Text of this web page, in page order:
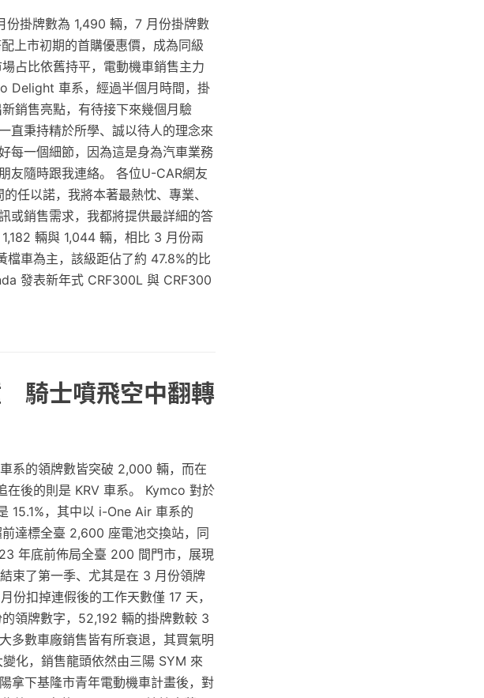
掛牌數為 1,490 輛，7 月份掛牌數
上市初期的首購優惠價，成為同級
占比依舊持平，電動機車銷售主力
Delight 車系，經過半個月時間，掛
銷售亮點，有待接下來幾個月驗
直秉持精於所學、誠以待人的理念來
每一個細節，因為這是身為汽車業務
友隨時跟我連絡。 各位U-CAR網友
任以諾，我將本著最熱忱、專業、
或銷售需求，我都將提供最詳細的答
輛與 1,044 輛，相比 3 月份兩
車為主，該級距佔了約 47.8%的比
發表新年式 CRF300L 與 CRF300
騎士噴飛空中翻轉
系的領牌數皆突破 2,000 輛，而在
在後的則是 KRV 車系。 Kymco 對於
15.1%，其中以 i-One Air 車系的
達標全臺 2,600 座電池交換站，同
年底前佈局全臺 200 間門市，展現
束了第一季、尤其是在 3 月份領牌
扣掉連假後的工作天數僅 17 天，
領牌數字，52,192 輛的掛牌數較 3
多數車廠銷售皆有所衰退，其買氣明
化，銷售龍頭依然由三陽 SYM 來
拿下基隆市青年電動機車計畫後，對